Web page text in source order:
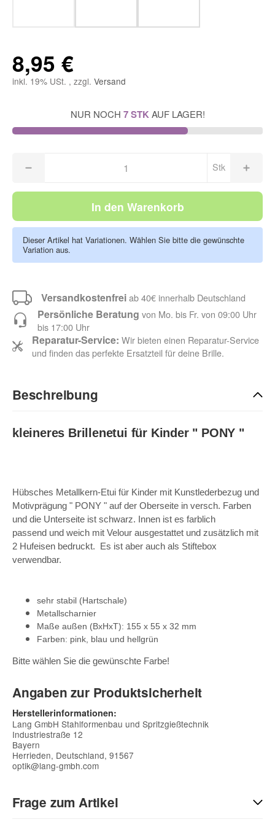
8,95 €
inkl. 19% USt. , zzgl. Versand
NUR NOCH 7 STK AUF LAGER!
Stk
In den Warenkorb
Dieser Artikel hat Variationen. Wählen Sie bitte die gewünschte
Variation aus.
Versandkostenfreiab 40€ innerhalb Deutschland
Persönliche Beratung von Mo. bis Fr. von 09:00 Uhr
bis 17:00 Uhr
Reparatur-Service: Wir bieten einen Reparatur-Service
und finden das perfekte Ersatzteil für deine Brille.
Beschreibung
kleineres Brillenetui für Kinder " PONY "
Hübsches Metallkern-Etui für Kinder mit Kunstlederbezug und
Motivprägung " PONY " auf der Oberseite in versch. Farben
und die Unterseite ist schwarz. Innen ist es farblich
passend und weich mit Velour ausgestattet und zusätzlich mit
2 Hufeisen bedruckt. Es ist aber auch als Stiftebox
verwendbar.
sehr stabil (Hartschale)
Metallscharnier
Maße außen (BxHxT): 155 x 55 x 32 mm
Farben: pink, blau und hellgrün
Bitte wählen Sie die gewünschte Farbe!
Angaben zur Produktsicherheit
Herstellerinformationen:
Lang GmbH Stahlformenbau und Spritzgießtechnik
Industriestraße 12
Bayern
Herrieden, Deutschland, 91567
optik@lang-gmbh.com
Frage zum Artikel